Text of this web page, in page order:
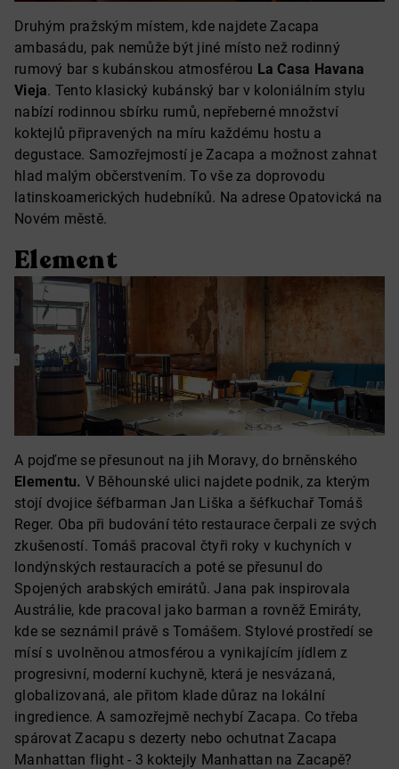
Druhým pražským místem, kde najdete Zacapa
ambasádu, pak nemůže být jiné místo než rodinný
rumový bar s kubánskou atmosférou La Casa Havana
Vieja. Tento klasický kubánský bar v koloniálním stylu
nabízí rodinnou sbírku rumů, nepřeberné množství
koktejlů připravených na míru každému hostu a
degustace. Samozřejmostí je Zacapa a možnost zahnat
hlad malým občerstvením. To vše za doprovodu
latinskoamerických hudebníků. Na adrese Opatovická na
Novém městě.
Element
A pojďme se přesunout na jih Moravy, do brněnského
Elementu. V Běhounské ulici najdete podnik, za kterým
stojí dvojice šéfbarman Jan Liška a šéfkuchař Tomáš
Reger. Oba při budování této restaurace čerpali ze svých
zkušeností. Tomáš pracoval čtyři roky v kuchyních v
londýnských restauracích a poté se přesunul do
Spojených arabských emirátů. Jana pak inspirovala
Austrálie, kde pracoval jako barman a rovněž Emiráty,
kde se seznámil právě s Tomášem. Stylové prostředí se
mísí s uvolněnou atmosférou a vynikajícím jídlem z
progresivní, moderní kuchyně, která je nesvázaná,
globalizovaná, ale přitom klade důraz na lokální
ingredience. A samozřejmě nechybí Zacapa. Co třeba
spárovat Zacapu s dezerty nebo ochutnat Zacapa
Manhattan flight - 3 koktejly Manhattan na Zacapě?